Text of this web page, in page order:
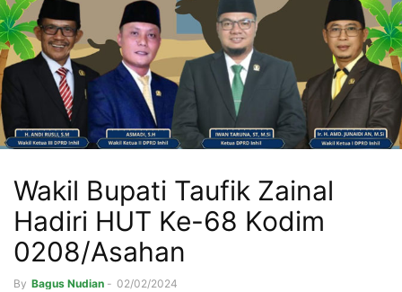
Wakil Bupati Taufik Zainal
Hadiri HUT Ke-68 Kodim
0208/Asahan
By Bagus Nudian - 02/02/2024